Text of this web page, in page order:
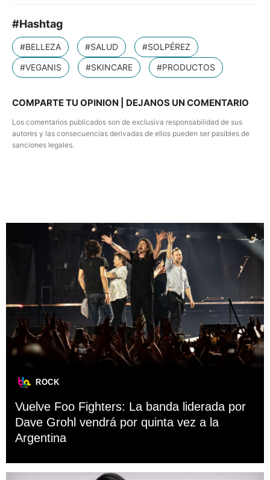
#Hashtag
#BELLEZA #SALUD
#SOLPÉREZ
#VEGANIS
#SKINCARE #PRODUCTOS
COMPARTE TU OPINION | DEJANOS UN COMENTARIO
Los comentarios publicados son de exclusiva responsabilidad de sus
autores y las consecuencias derivadas de ellos pueden ser pasibles de
sanciones legales.
ROCK
Vuelve Foo Fighters: La banda liderada por
Dave Grohl vendrá por quinta vez a la
Argentina